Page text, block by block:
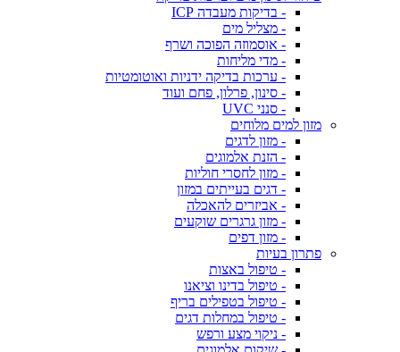
- בדיקות מעבדה ICP
- מצליל מים
- אוסמוזה הפוכה ושרף
- מדי מליחות
- ערכות בדיקה ידניות ואוטומטיות
- סינון, פרלון, פחם ועוד
- סנני UVC
מזון למים מלוחים
- מזון לדגים
- הזנת אלמוגים
- מזון לחסרי חוליות
- דגים בעייתים במזון
- אביזרים להאכלה
- מזון גרגרים שוקעים
- מזון דפים
פתרון בעיות
- טיפול באצות
- טיפול בדינו וציאנו
- טיפול בטפילים בריף
- טיפול במחלות דגים
- ניקוי מצע ורפש